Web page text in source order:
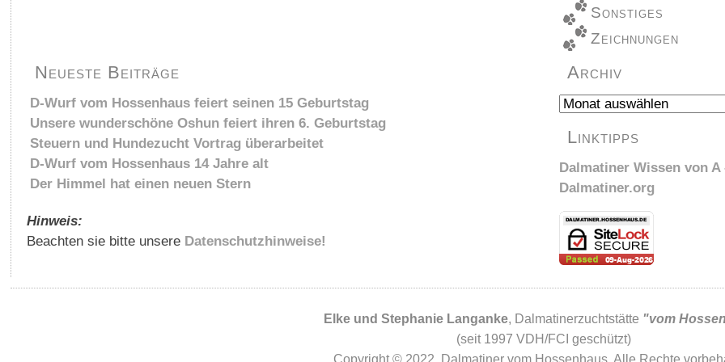
Sonstiges
Zeichnungen
Neueste Beiträge
D-Wurf vom Hossenhaus feiert seinen 15 Geburtstag
Unsere wunderschöne Oshun feiert ihren 6. Geburtstag
Steuern und Hundezucht Vortrag überarbeitet
D-Wurf vom Hossenhaus 14 Jahre alt
Der Himmel hat einen neuen Stern
Archiv
Archiv
Linktipps
Dalmatiner Wissen von A
Dalmatiner.org
Hinweis:
Beachten sie bitte unsere Datenschutzhinweise!
Elke und Stephanie Langanke, Dalmatinerzuchtstätte "vom
(seit 1997 VDH/FCI geschützt)